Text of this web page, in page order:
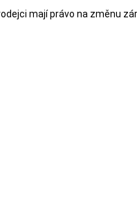
mají právo na změnu